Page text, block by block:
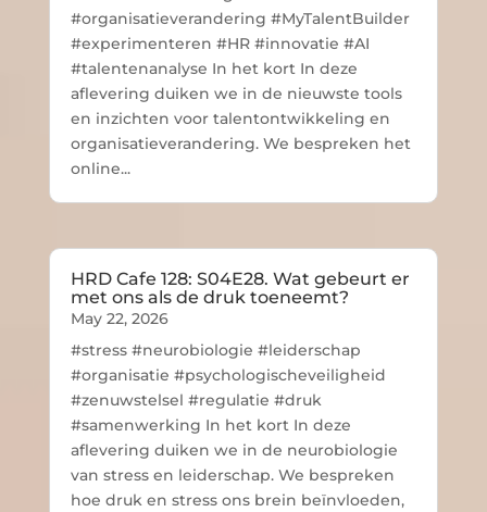
#organisatieverandering #MyTalentBuilder
#experimenteren #HR #innovatie #AI
#talentenanalyse In het kort In deze
aflevering duiken we in de nieuwste tools
en inzichten voor talentontwikkeling en
organisatieverandering. We bespreken het
online...
HRD Cafe 128: S04E28. Wat gebeurt er
met ons als de druk toeneemt?
May 22, 2026
#stress #neurobiologie #leiderschap
#organisatie #psychologischeveiligheid
#zenuwstelsel #regulatie #druk
#samenwerking In het kort In deze
aflevering duiken we in de neurobiologie
van stress en leiderschap. We bespreken
hoe druk en stress ons brein beïnvloeden,